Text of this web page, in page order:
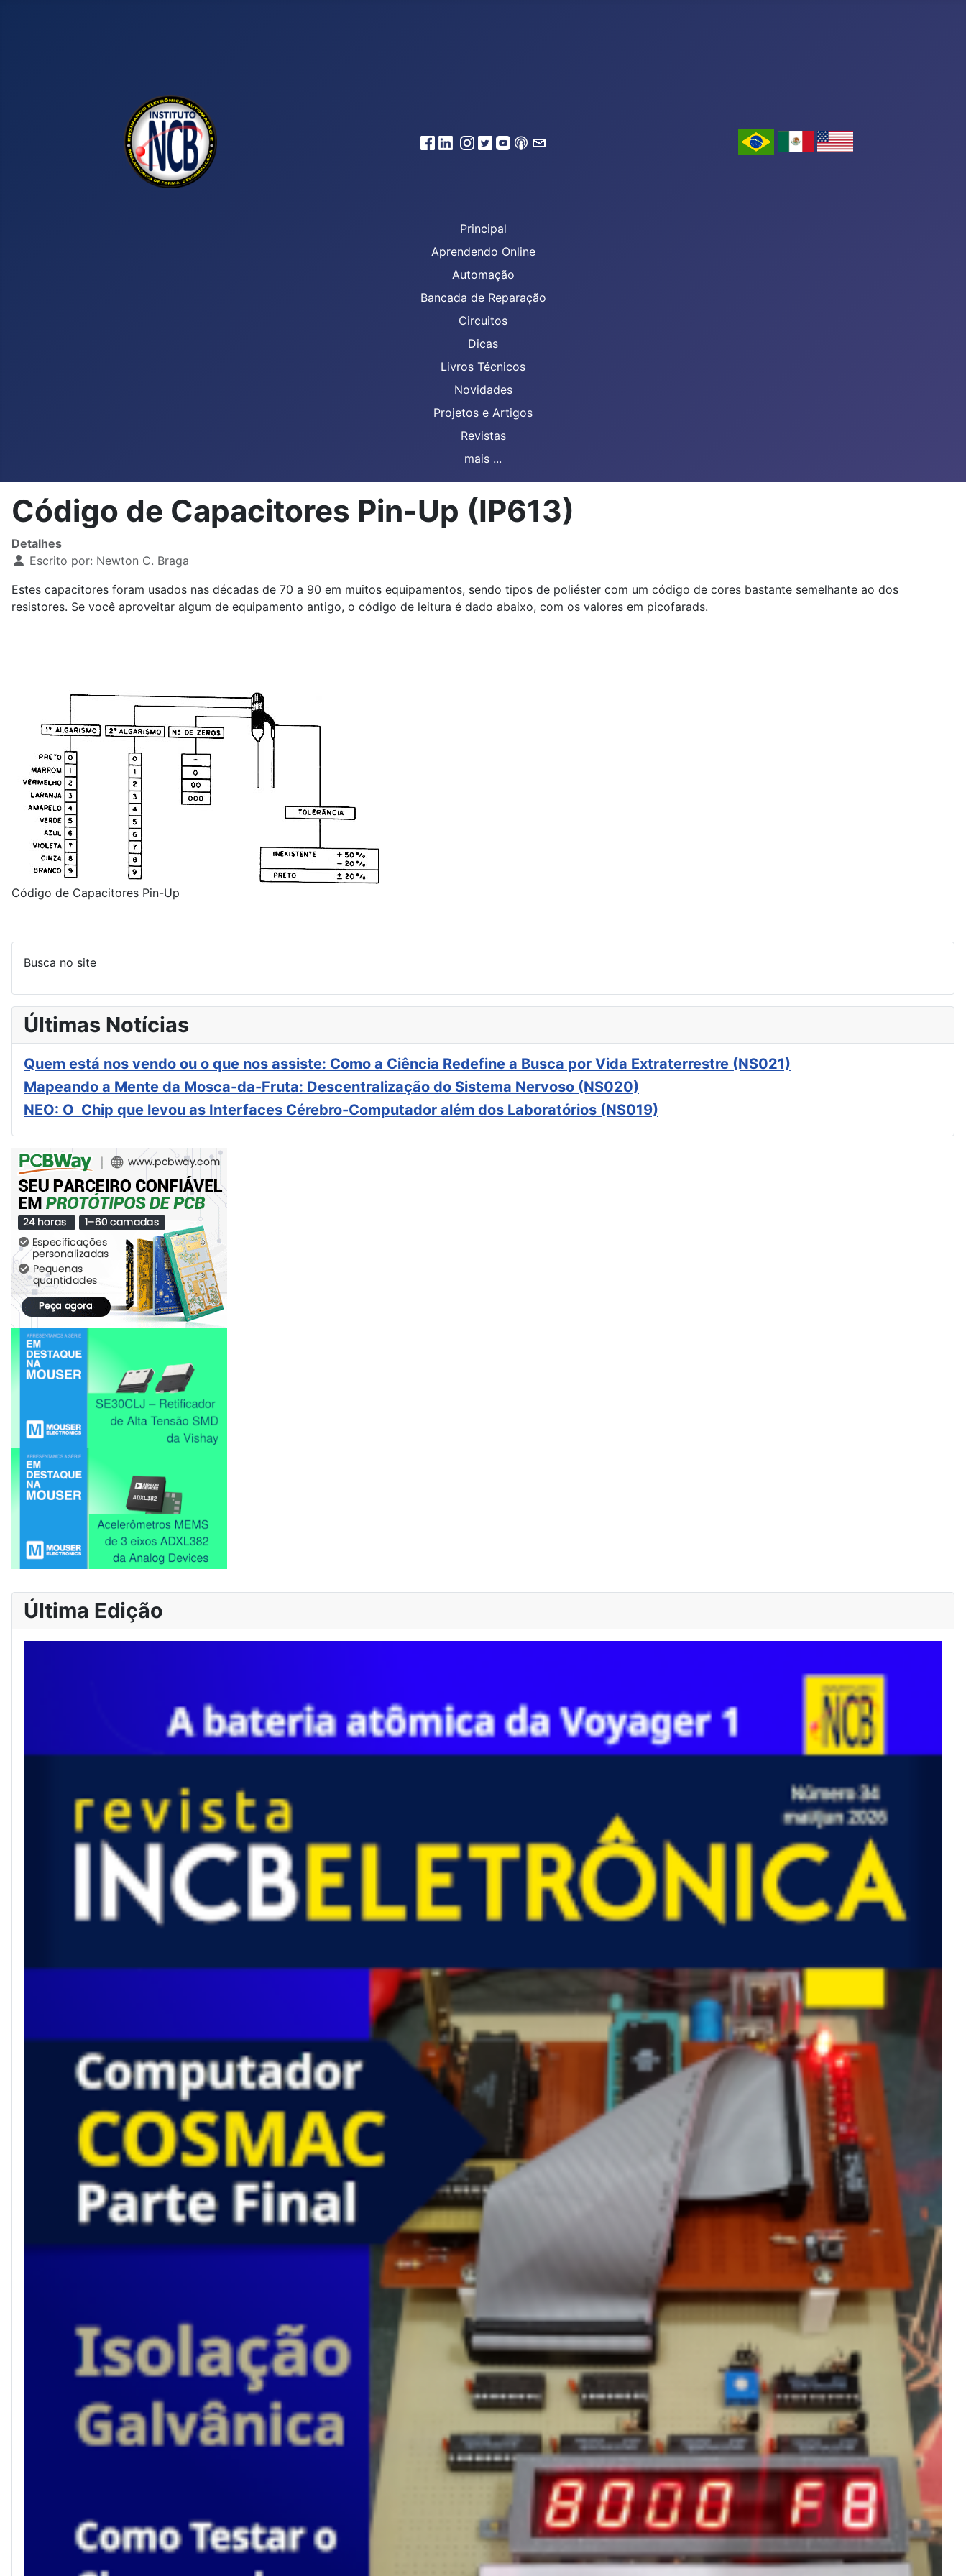
Principal
Aprendendo Online
Automação
Bancada de Reparação
Circuitos
Dicas
Livros Técnicos
Novidades
Projetos e Artigos
Revistas
mais ...
Código de Capacitores Pin-Up (IP613)
Detalhes
Escrito por: Newton C. Braga
Estes capacitores foram usados nas décadas de 70 a 90 em muitos equipamentos, sendo tipos de poliéster com um código de cores bastante semelhante ao dos
resistores. Se você aproveitar algum de equipamento antigo, o código de leitura é dado abaixo, com os valores em picofarads.
Código de Capacitores Pin-Up
Busca no site
Últimas Notícias
Quem está nos vendo ou o que nos assiste: Como a Ciência Redefine a Busca por Vida Extraterrestre (NS021)
Mapeando a Mente da Mosca-da-Fruta: Descentralização do Sistema Nervoso (NS020)
NEO: O Chip que levou as Interfaces Cérebro-Computador além dos Laboratórios (NS019)
Última Edição